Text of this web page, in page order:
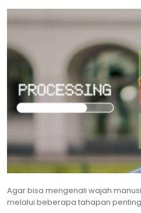
Agar bisa mengenali wajah
melalui beberapa tahapan